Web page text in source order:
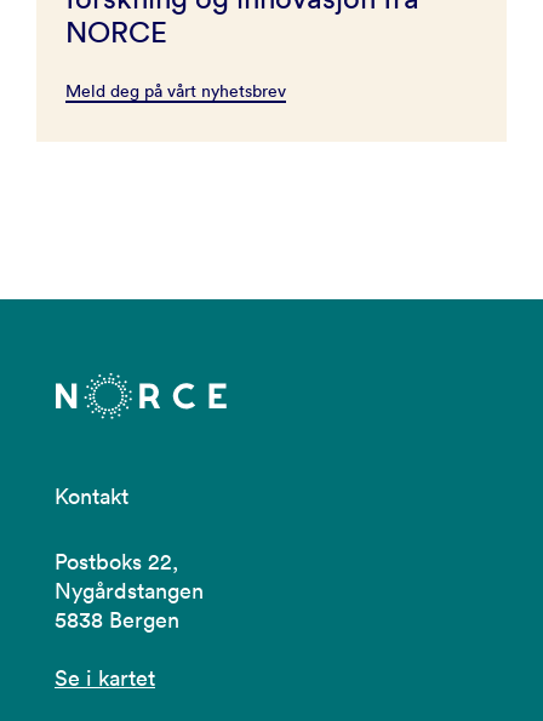
NORCE
Meld deg på vårt nyhetsbrev
Kontakt
Postboks 22,
Nygårdstangen
5838 Bergen
Se i kartet